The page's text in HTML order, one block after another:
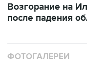
Возгорание на
после падения
ФОТОГАЛЕРЕИ